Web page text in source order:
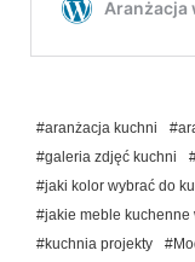
#aranżacja kuchni
#galeria zdjęć kuchni
#jaki kolor wybrać do
#jakie meble kuchenne
#kuchnia projekty